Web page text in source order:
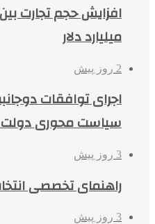
میلیارد دلار
2 روز پیش
اجرای توافقات
سیاست محوری دولت
3 روز پیش
راهنمای تخصصی
3 روز پیش